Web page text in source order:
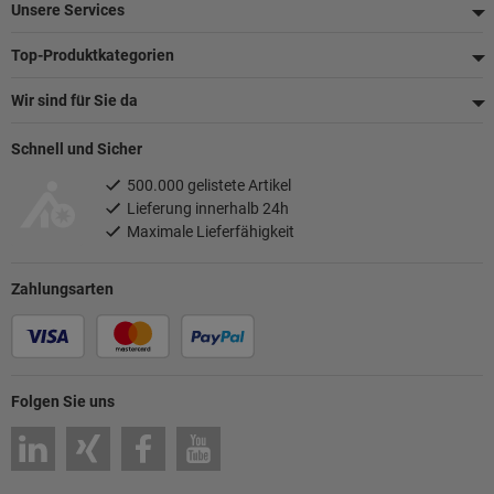
Unsere Services
Top-Produktkategorien
Wir sind für Sie da
Folgen Sie uns
Zahlungsarten
Schnell und Sicher
500.000 gelistete Artikel
Lieferung innerhalb 24h
Maximale Lieferfähigkeit